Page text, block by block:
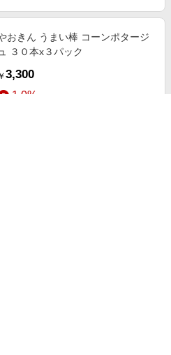
おきん うまい棒 コーンポタージ
ュ ３０本x３パック
￥ 3,300
1.0%